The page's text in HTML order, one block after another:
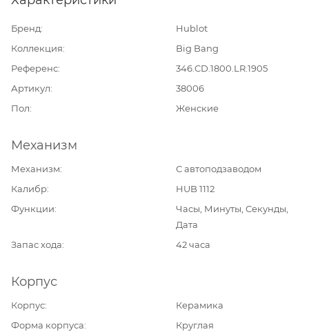
Бренд
Hublot
Коллекция
Big Bang
Референс
346.CD.1800.LR.1905
Артикул
38006
Пол
Женские
Механизм
Механизм
С автоподзаводом
Калибр
HUB 1112
Функции
Часы, Минуты, Секунды,
Дата
Запас хода
42 часа
Корпус
Корпус
Керамика
Форма корпуса
Круглая